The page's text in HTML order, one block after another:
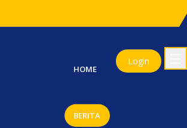
Login
HOME
BERITA